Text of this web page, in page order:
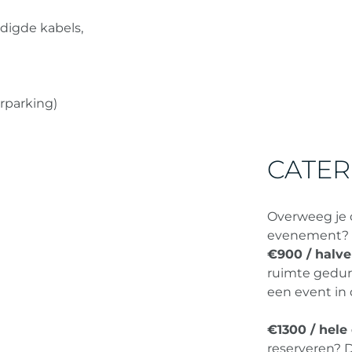
kabels,
Overweeg
evenement?
€900 /
ruimte
een event in
€1300 / hele
reserveren?